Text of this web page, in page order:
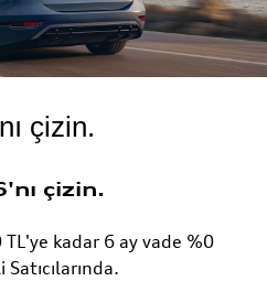
çizin.
çizin.
kadar 6 ay vade %0